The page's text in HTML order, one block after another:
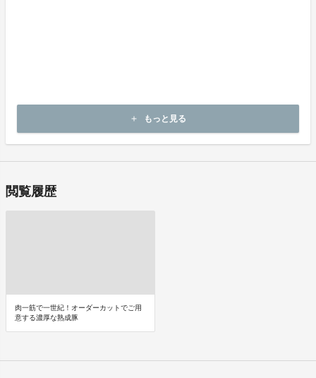
キャンセルはできません。
決済完了後の返金は一切できません。
add もっと見る
閲覧履歴
肉一筋で一世紀！オーダーカットでご用
意する濃厚な熟成豚